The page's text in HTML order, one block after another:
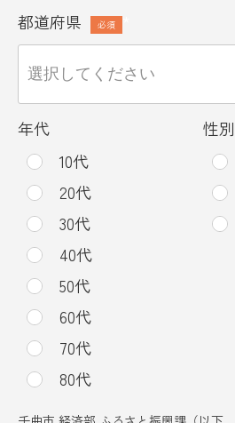
都道府県
年代
10代
20代
30代
40代
50代
60代
70代
80代
性別